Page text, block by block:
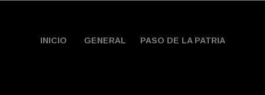
INICIO GENERAL PASO DE LA PATRIA